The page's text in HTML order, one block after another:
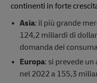
continenti in forte
Asia: il più grande
124,2 miliardi di
domanda dei
Europa: si prevede
nel 2022 a 155,3